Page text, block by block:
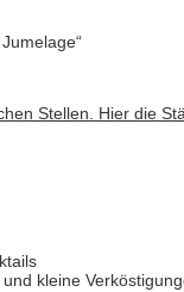
Stellen. Hier die
kleine